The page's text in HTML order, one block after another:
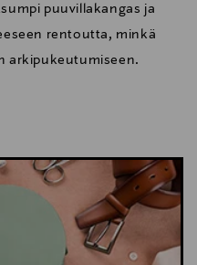
puuvillakangas ja
rentoutta, minkä
arkipukeutumiseen.